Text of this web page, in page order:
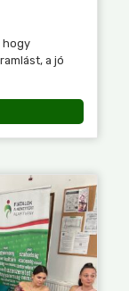
hogy
a jó